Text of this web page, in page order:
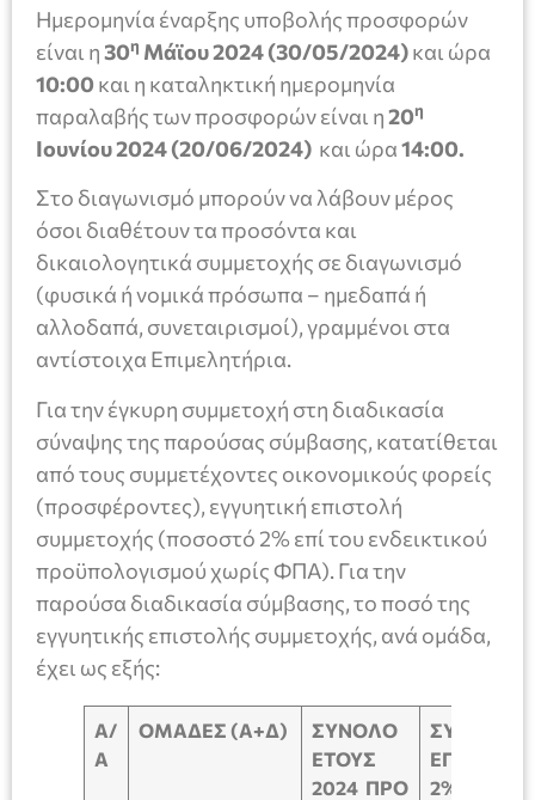
Ημερομηνία έναρξης υποβολής προσφορών
είναι η30η Μάϊου2024 (30/05/2024)και ώρα
10:00 και η καταληκτική ημερομηνία
παραλαβής των προσφορών είναι η20η
Ιουνίου 2024 (20/06/2024) και ώρα14:00.
Στο διαγωνισμό μπορούν να λάβουν μέρος
όσοι διαθέτουν τα προσόντα και
δικαιολογητικά συμμετοχής σε διαγωνισμό
(φυσικά ή νομικά πρόσωπα – ημεδαπά ή
αλλοδαπά, συνεταιρισμοί), γραμμένοι στα
αντίστοιχα Επιμελητήρια.
Για την έγκυρη συμμετοχή στη διαδικασία
σύναψης της παρούσας σύμβασης, κατατίθεται
από τους συμμετέχοντες οικονομικούς φορείς
(προσφέροντες), εγγυητική επιστολή
συμμετοχής (ποσοστό 2% επί του ενδεικτικού
προϋπολογισμού χωρίς ΦΠΑ). Για την
παρούσα διαδικασία σύμβασης, το ποσό της
εγγυητικής επιστολής συμμετοχής, ανά ομάδα,
έχει ως εξής:
Α/
Α
ΟΜΑΔΕΣ (Α+Δ)
ΣΥΝΟΛΟ
ΕΤΟΥΣ
2024 ΠΡΟ
ΣΥΝΟΛΟ
2% ΑΝΑ